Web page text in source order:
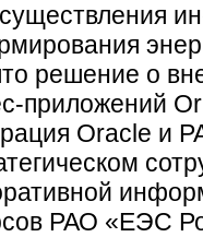
решение о
приложений
Oracle и
РАО «ЕЭС